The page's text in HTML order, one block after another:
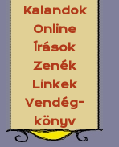
Kalandok
Online
Írások
Zenék
Linkek
Vendég-
könyv